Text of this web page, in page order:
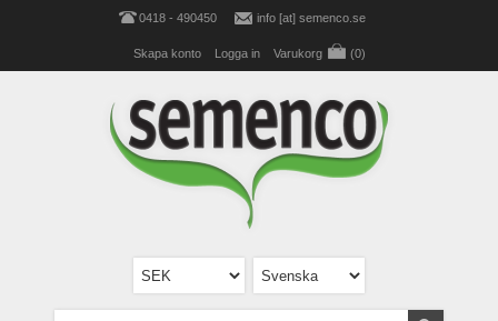
0418 - 490450 info [at] semenco.se
Skapa konto Logga in Varukorg (0)